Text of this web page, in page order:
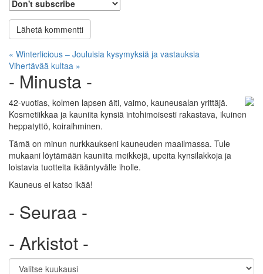
Artikkelien
selaus
« Winterlicious – Jouluisia kysymyksiä ja vastauksia
Vihertävää kultaa »
- Minusta -
42-vuotias, kolmen lapsen äiti, vaimo, kauneusalan yrittäjä.
Kosmetiikkaa ja kauniita kynsiä intohimoisesti rakastava, ikuinen
heppatyttö, koiraihminen.
Tämä on minun nurkkaukseni kauneuden maailmassa. Tule
mukaani löytämään kauniita meikkejä, upeita kynsilakkoja ja
loistavia tuotteita ikääntyvälle iholle.
Kauneus ei katso ikää!
- Seuraa -
- Arkistot -